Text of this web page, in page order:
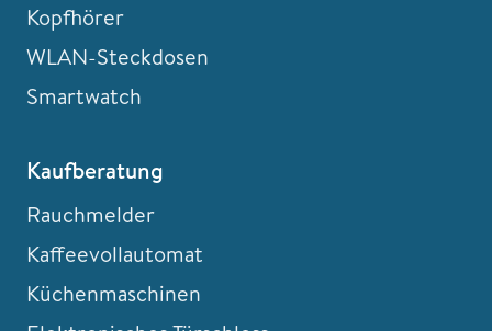
Kopfhörer
WLAN-Steckdosen
Smartwatch
Kaufberatung
Rauchmelder
Kaffeevollautomat
Küchenmaschinen